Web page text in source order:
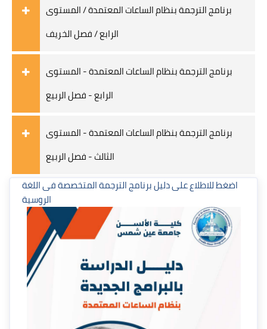
برنامج الترجمة بنظام الساعات المعتمدة / المستوى
الرابع / فصل الخريف
برنامج الترجمة بنظام الساعات المعتمدة - المستوى
الرابع - فصل الربيع
برنامج الترجمة بنظام الساعات المعتمدة - المستوى
الثالث - فصل الربيع
Блоки
Блоки
اضغط للاطلاع على دليل برنامج الترجمة المتخصصة فى اللغة
الروسية